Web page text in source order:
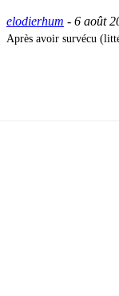
elodierhum - 6 août
Après avoir survécu